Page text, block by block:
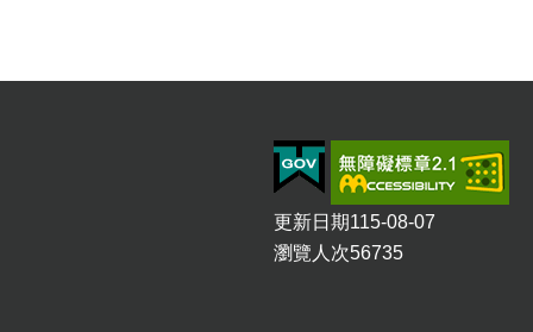
更新日期115-08-07
瀏覽人次56735